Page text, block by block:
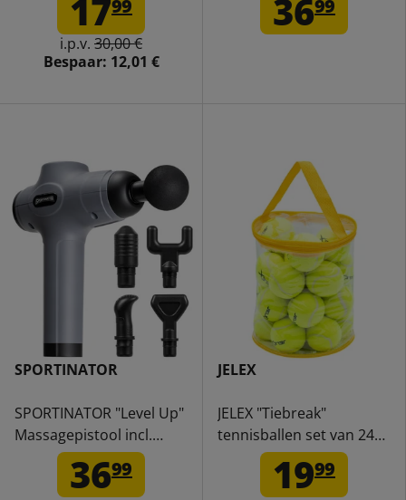
1799
i.p.v. 30,00 €
Bespaar: 12,01 €
3699
SPORTINATOR
SPORTINATOR "Level Up"
Massagepistool incl.
accessoires grijs
3699
JELEX
JELEX "Tiebreak"
tennisballen set van 24
stuks incl. tas
1999